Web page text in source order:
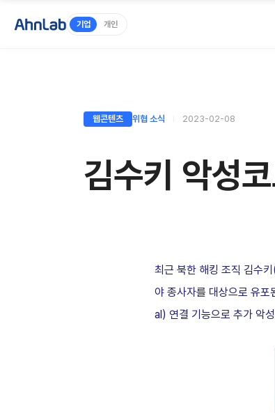
기업 개인
웹콘텐츠 위협 소식 2023-02-08
김수키 악성
최근 북한 해킹 조직 김수키
야 종사자를 대상으로 유포
al) 연결 기능으로 추가 악